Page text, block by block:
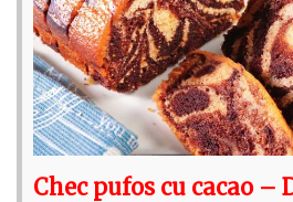
Chec pufos cu cacao –